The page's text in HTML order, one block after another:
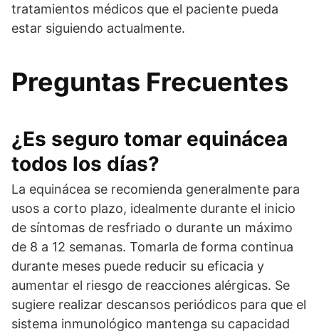
tratamientos médicos que el paciente pueda
estar siguiendo actualmente.
Preguntas Frecuentes
¿Es seguro tomar equinácea
todos los días?
La equinácea se recomienda generalmente para
usos a corto plazo, idealmente durante el inicio
de síntomas de resfriado o durante un máximo
de 8 a 12 semanas. Tomarla de forma continua
durante meses puede reducir su eficacia y
aumentar el riesgo de reacciones alérgicas. Se
sugiere realizar descansos periódicos para que el
sistema inmunológico mantenga su capacidad